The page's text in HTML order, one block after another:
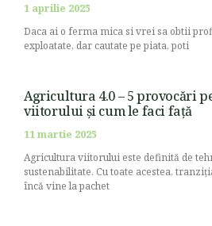
1 aprilie 2025
Daca ai o ferma mica si vrei sa obtii
exploatate, dar cautate pe piata, poti
Agricultura 4.0 – 5 provocări
viitorului și cum le faci față
11 martie 2025
Agricultura viitorului este definită de
sustenabilitate. Cu toate acestea,
încă vine la pachet